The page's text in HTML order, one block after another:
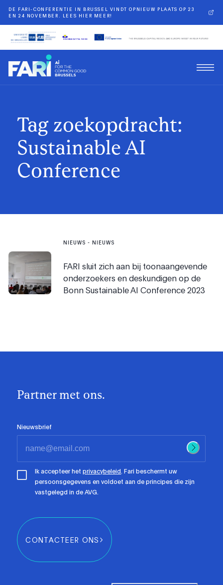
DE FARI-CONFERENTIE IN BRUSSEL VINDT OPNIEUW PLAATS OP 23
EN 24 NOVEMBER. LEES HIER MEER!
Tag zoekopdracht:
Sustainable AI
Conference
NIEUWS -NIEUWS
FARI sluit zich aan bij toonaangevende
onderzoekers en deskundigen op de
Bonn Sustainable AI Conference 2023
Partner met ons.
Nieuwsbrief
Ik accepteer hetprivacybeleid. Fari beschermt uw
persoonsgegevens en voldoet aan de principes die zijn
vastgelegd in de AVG.
CONTACTEER ONS